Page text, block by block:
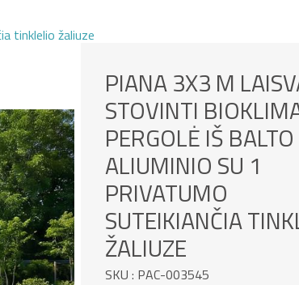
tinklelio žaliuze
PIANA 3X3 M
STOVINTI
PERGOLĖ IŠ BALTO
ALIUMINIO SU 1
PRIVATUMO
SUTEIKIANČIA
ŽALIUZE
SKU : PAC-003545